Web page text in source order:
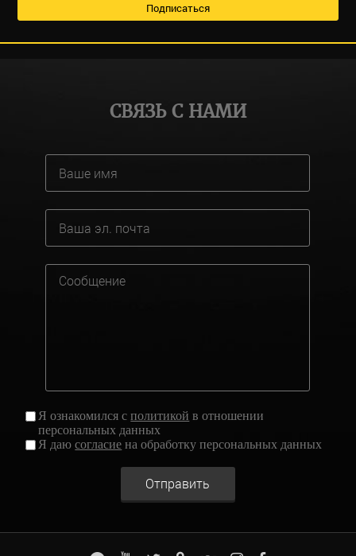
СВЯЗЬ С НАМИ
Я ознакомился сполитикой в отношении
персональных данных
Я даюсогласие на обработку персональных данных
Отправить